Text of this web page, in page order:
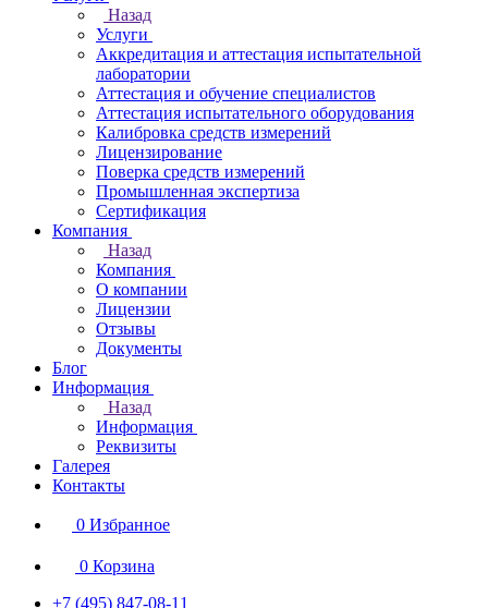
Назад
Услуги
Аккредитация и аттестация испытательной
лаборатории
Аттестация и обучение специалистов
Аттестация испытательного оборудования
Калибровка средств измерений
Лицензирование
Поверка средств измерений
Промышленная экспертиза
Сертификация
Компания
Назад
Компания
О компании
Лицензии
Отзывы
Документы
Блог
Информация
Назад
Информация
Реквизиты
Галерея
Контакты
0 Избранное
0 Корзина
+7 (495) 847-08-11